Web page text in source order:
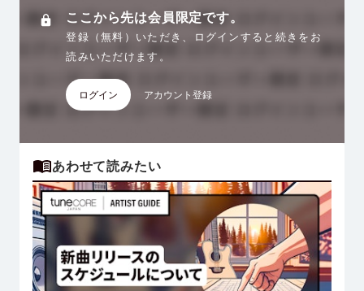
ここから先は会員限定です。
登録（無料）いただき、ログインすると続きをお
読みいただけます。
ログイン アカウント登録
あわせて読みたい